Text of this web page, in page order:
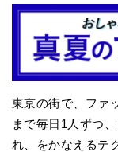
東京の街で、ファ
まで毎日1人ずつ
れ、をかなえるテ